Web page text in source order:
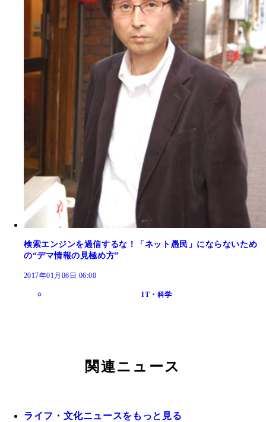
検索エンジンを過信するな！「ネット愚民」にならないため
の“デマ情報の見極め方”
2017年01月06日 06:00
IT・科学
関連ニュース
ライフ・文化ニュースをもっと見る